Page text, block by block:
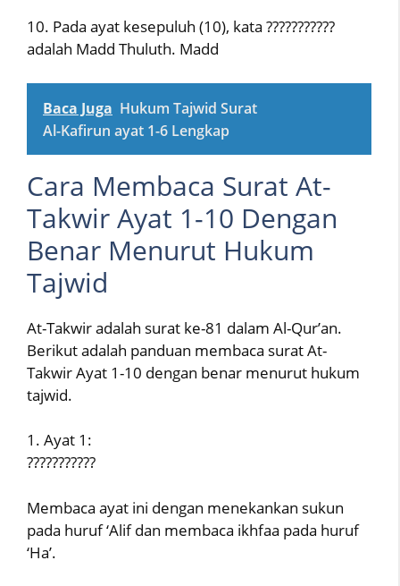
10. Pada ayat kesepuluh (10), kata ???????????
adalah Madd Thuluth. Madd
Baca Juga Hukum Tajwid Surat
Al-Kafirun ayat 1-6 Lengkap
Cara Membaca Surat At-
Takwir Ayat 1-10 Dengan
Benar Menurut Hukum
Tajwid
At-Takwir adalah surat ke-81 dalam Al-Qur’an.
Berikut adalah panduan membaca surat At-
Takwir Ayat 1-10 dengan benar menurut hukum
tajwid.
1. Ayat 1:
???????????
Membaca ayat ini dengan menekankan sukun
pada huruf ‘Alif dan membaca ikhfaa pada huruf
‘Ha’.